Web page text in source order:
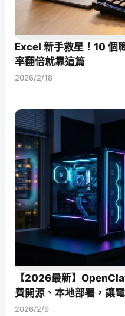
Excel 新手救星！10 個
率翻倍就靠這篇
2026/2/18
【2026最新】
費開源、本地部署，讓
2026/2/9